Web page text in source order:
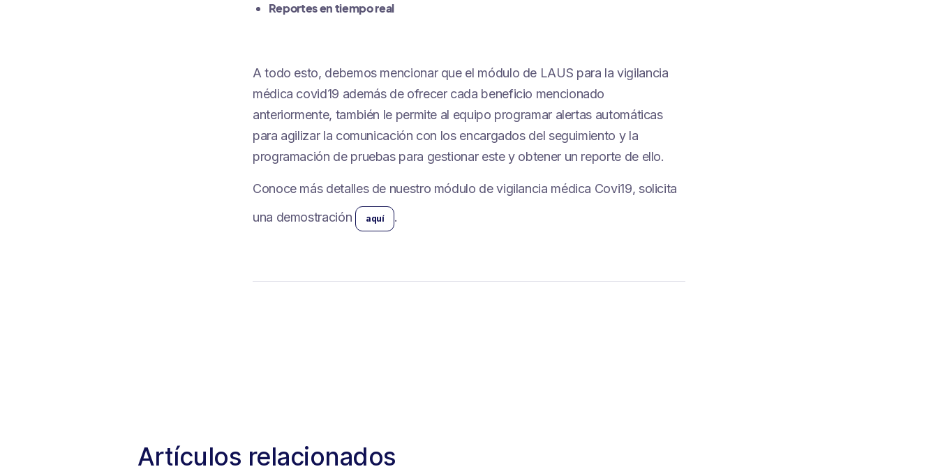
Reportes en tiempo real
A todo esto, debemos mencionar que el módulo de LAUS para la vigilancia
médica covid19 además de ofrecer cada beneficio mencionado
anteriormente, también le permite al equipo programar alertas automáticas
para agilizar la comunicación con los encargados del seguimiento y la
programación de pruebas para gestionar este y obtener un reporte de ello.
Conoce más detalles de nuestro módulo de vigilancia médica Covi19, solicita
una demostración
aquí .
Artículos relacionados